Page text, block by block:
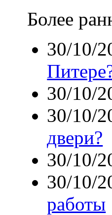
Более
30/10/
30/10/
30/10/
двери?
30/10/
30/10/
работы